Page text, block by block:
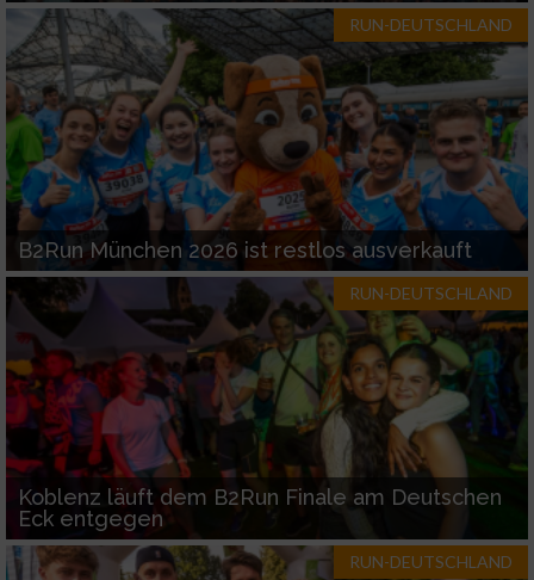
RUN-DEUTSCHLAND
B2Run München 2026 ist restlos ausverkauft
RUN-DEUTSCHLAND
Koblenz läuft dem B2Run Finale am Deutschen
Eck entgegen
RUN-DEUTSCHLAND